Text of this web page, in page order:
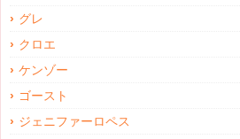
グレ
クロエ
ケンゾー
ゴースト
ジェニファーロペス